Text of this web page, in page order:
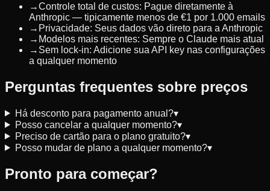
→Controle total de custos: Pague diretamente à
Anthropic — tipicamente menos de €1 por 1.000 emails
→ Privacidade: Seus dados vão direto para a Anthropic
→ Modelos mais recentes: Sempre o Claude mais atual
→ Sem lock-in: Adicione sua API key nas configurações
a qualquer momento
Perguntas frequentes sobre preços
Há desconto para pagamento anual?▾
Posso cancelar a qualquer momento?▾
Preciso de cartão para o plano gratuito?▾
Posso mudar de plano a qualquer momento?▾
Pronto para começar?